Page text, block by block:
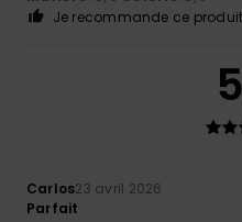
Je recommande ce produit
5
Carlos23 avril 2026
Parfait